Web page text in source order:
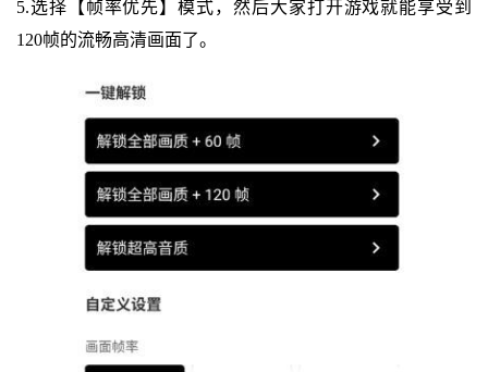
5.选择【帧率优先】模式，然后大家打开游戏就能享受到
120帧的流畅高清画面了。